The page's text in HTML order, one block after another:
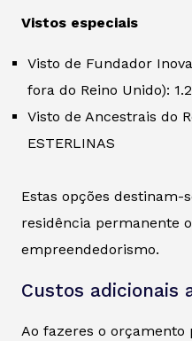
Vistos especiais
Visto de Fundador
fora do Reino Unido):
Visto de Ancestrais do
ESTERLINAS
Estas opções destinam-
residência permanente
empreendedorismo.
Custos adicionais
Ao fazeres o orçamento